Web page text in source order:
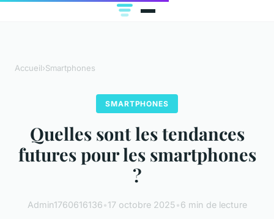
Accueil›Smartphones
SMARTPHONES
Quelles sont les tendances
futures pour les smartphones
?
Admin1760616136•17 octobre 2025•6 min de lecture